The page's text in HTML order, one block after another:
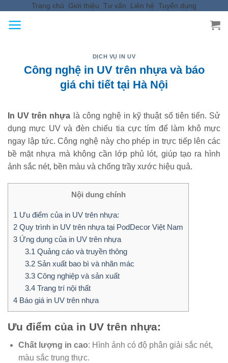
content
Trang chủ Giới thiệu Tư vấn Liên hệ Tuyển dụng
DỊCH VỤ IN UV
Công nghệ in UV trên nhựa và báo
giá chi tiết tại Hà Nội
In UV trên nhựa là công nghệ in kỹ thuật số tiên tiến. Sử
dụng mực UV và đèn chiếu tia cực tím để làm khô mực
ngay lập tức. Công nghệ này cho phép in trực tiếp lên các
bề mặt nhựa mà không cần lớp phủ lót, giúp tạo ra hình
ảnh sắc nét, bền màu và chống trầy xước hiệu quả.
Nội dung chính
1 Ưu điểm của in UV trên nhựa:
2 Quy trình in UV trên nhựa tại PodDecor Việt Nam
3 Ứng dụng của in UV trên nhựa
3.1 Quảng cáo và truyền thông
3.2Sản xuất bao bì và nhãn mác
3.3Công nghiệp và sản xuất
3.4Trang trí nội thất
4 Báo giá in UV trên nhựa
Ưu điểm của in UV trên nhựa:
Chất lượng in cao: Hình ảnh có độ phân giải sắc nét,
màu sắc trung thực.